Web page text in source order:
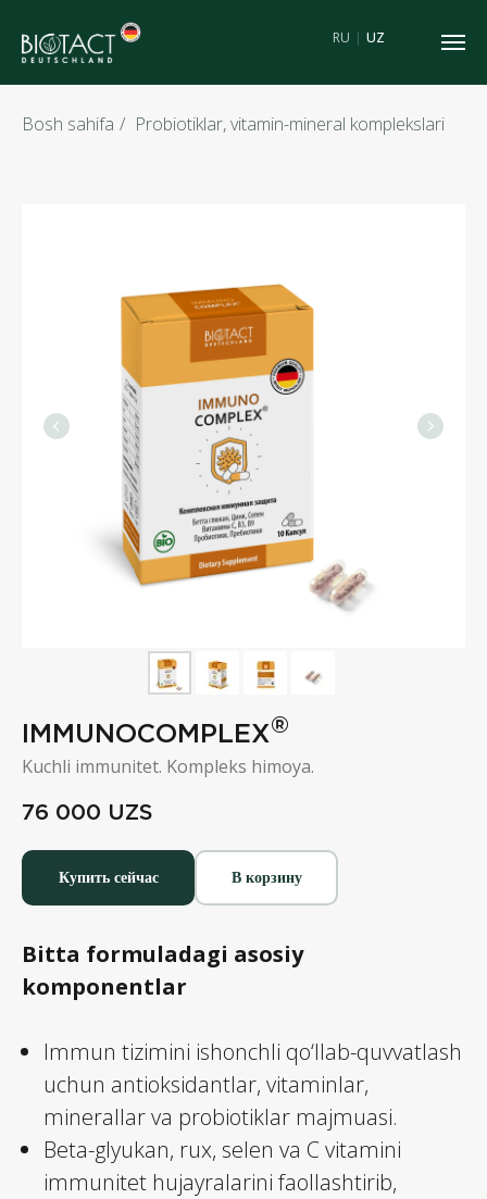
RU | UZ
Bosh sahifa / Probiotiklar, vitamin-mineral komplekslari
IMMUNOCOMPLEX®
Kuchli immunitet. Kompleks himoya.
76 000 UZS
Купить сейчас В корзину
Bitta formuladagi asosiy
komponentlar
Immun tizimini ishonchli qo‘llab-quvvatlash
uchun antioksidantlar, vitaminlar,
minerallar va probiotiklar majmuasi.
Beta-glyukan, rux, selen va C vitamini
immunitet hujayralarini faollashtirib,